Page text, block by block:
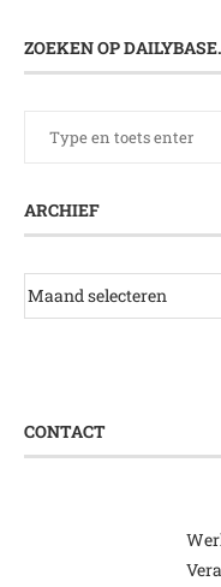
ZOEKEN OP
ARCHIEF
CONTACT